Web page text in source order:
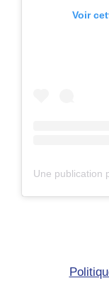
Voir